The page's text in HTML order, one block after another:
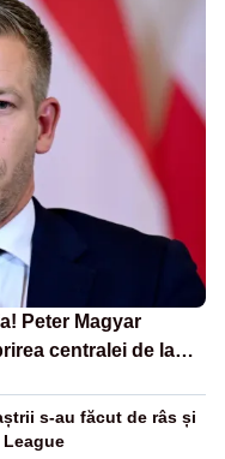
Peter Magyar
centralei de la
s-au făcut de râs și